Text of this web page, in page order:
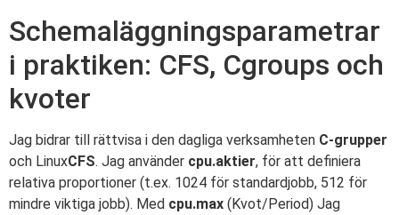
Schemaläggningsparametrar
i praktiken: CFS, Cgroups och
kvoter
Jag bidrar till rättvisa i den dagliga verksamheten C-grupper
och LinuxCFS. Jag använder cpu.aktier, för att definiera
relativa proportioner (t.ex. 1024 för standardjobb, 512 för
mindre viktiga jobb). Med cpu.max (Kvot/Period) Jag